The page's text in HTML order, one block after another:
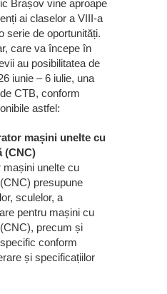
Brașov vine aproape
ai claselor a VIII-a
serie de oportunități.
care va începe în
au posibilitatea de
iunie – 6 iulie, una
CTB, conform
astfel:
mașini unelte cu
(CNC)
mașini unelte cu
presupune
sculelor, a
pentru mașini cu
precum și
conform
și specificațiilor